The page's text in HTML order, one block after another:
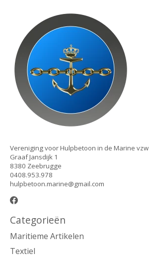
Vereniging voor Hulpbetoon in de Marine vzw
Graaf Jansdijk 1
8380 Zeebrugge
0408.953.978
hulpbetoon.marine@gmail.com
Categorieën
Maritieme Artikelen
Textiel